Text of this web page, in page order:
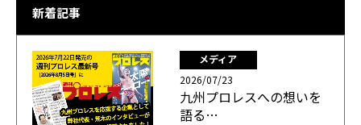
新着記事
メディア
2026/07/23
九州プロレスへの想いを
語る…